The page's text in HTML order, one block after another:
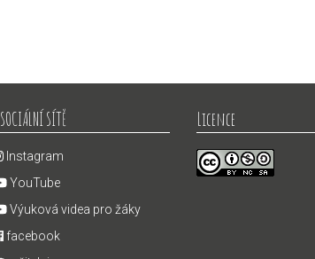
SOCIÁLNÍ SÍTĚ
Instagram
YouTube
Výuková videa pro žáky
facebook
Licence